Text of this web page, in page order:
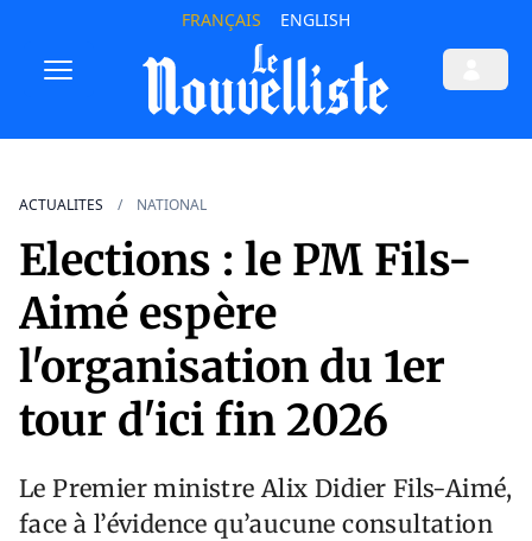
FRANÇAIS ENGLISH
ACTUALITES NATIONAL
Elections : le PM Fils-
Aimé espère
l'organisation du 1er
tour d'ici fin 2026
Le Premier ministre Alix Didier Fils-Aimé,
face à l’évidence qu’aucune consultation